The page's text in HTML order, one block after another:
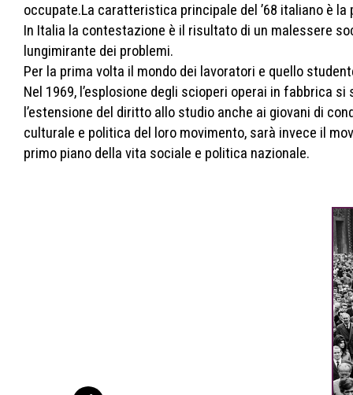
occupate.La caratteristica principale del ’68 italiano è
In Italia la contestazione è il risultato di un malessere
lungimirante dei problemi.
Per la prima volta il mondo dei lavoratori e quello
Nel 1969, l’esplosione degli scioperi operai in fabbrica
l’estensione del diritto allo studio anche ai giovani di
culturale e politica del loro movimento, sarà invece il
primo piano della vita sociale e politica nazionale.